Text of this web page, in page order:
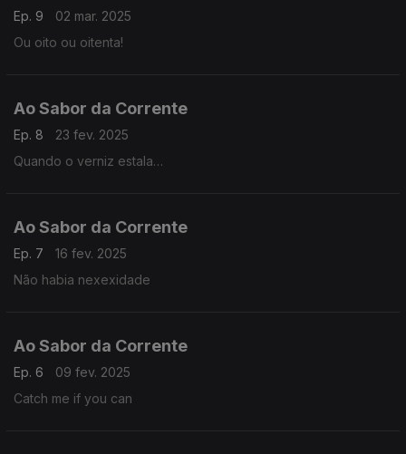
Ep. 9
02 mar. 2025
Ou oito ou oitenta!
Ao Sabor da Corrente
Ep. 8
23 fev. 2025
Quando o verniz estala…
Ao Sabor da Corrente
Ep. 7
16 fev. 2025
Não habia nexexidade
Ao Sabor da Corrente
Ep. 6
09 fev. 2025
Catch me if you can